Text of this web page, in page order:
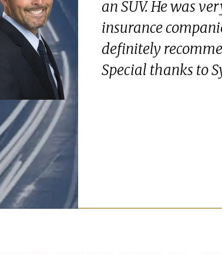
an SUV. He was
insurance
definitely
Special thanks to